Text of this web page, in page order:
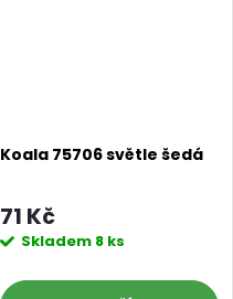
Koala 75706 světle šedá
71 Kč
Skladem 8 ks